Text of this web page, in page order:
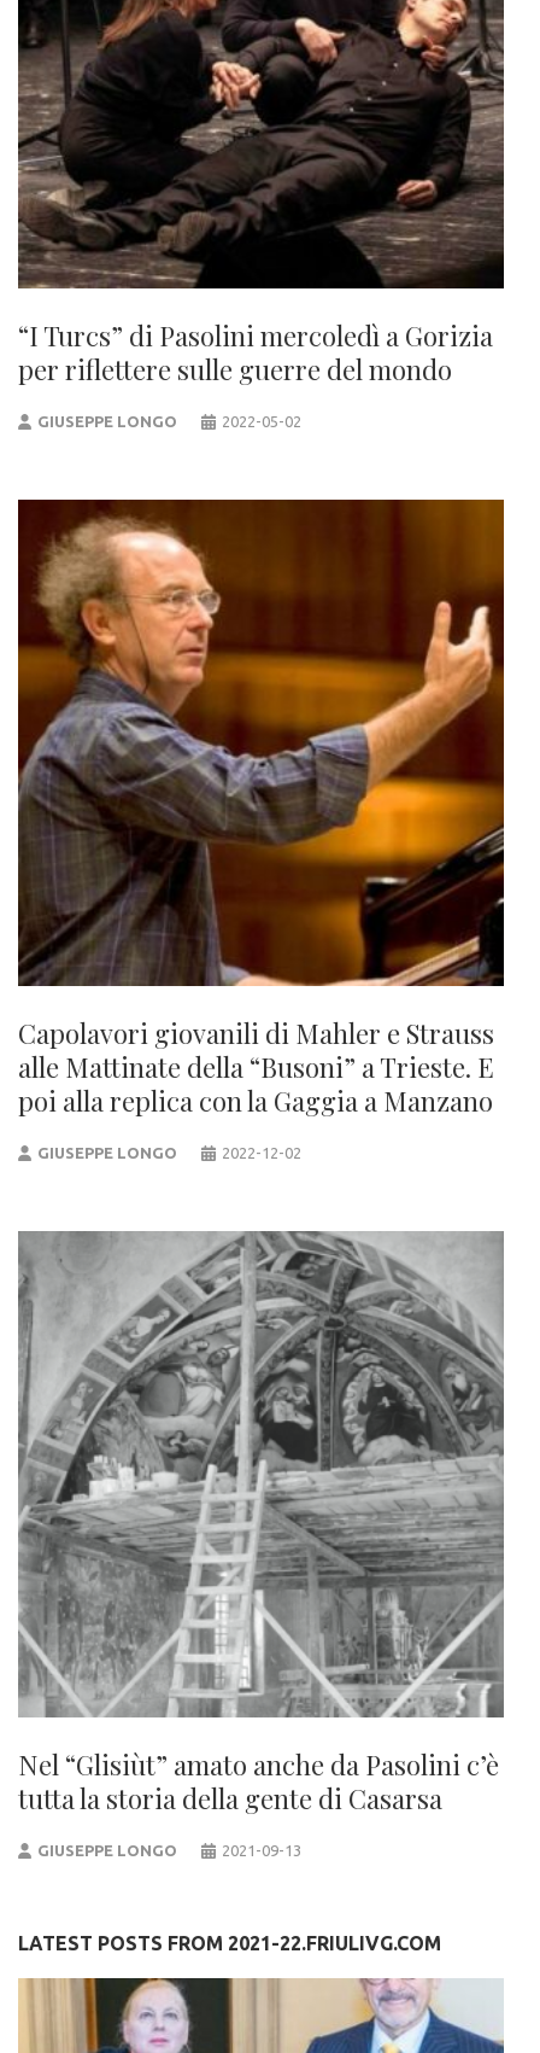
“I Turcs” di Pasolini mercoledì a Gorizia
per riflettere sulle guerre del mondo
GIUSEPPE LONGO 2022-05-02
Capolavori giovanili di Mahler e Strauss
alle Mattinate della “Busoni” a Trieste. E
poi alla replica con la Gaggia a Manzano
GIUSEPPE LONGO 2022-12-02
Nel “Glisiùt” amato anche da Pasolini c’è
tutta la storia della gente di Casarsa
GIUSEPPE LONGO 2021-09-13
LATEST POSTS FROM 2021-22.FRIULIVG.COM